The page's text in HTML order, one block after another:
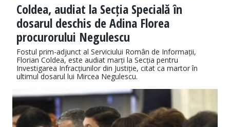
Coldea, audiat la Secția Specială în
dosarul deschis de Adina Florea
procurorului Negulescu
Fostul prim-adjunct al Serviciului Român de Informații,
Florian Coldea, este audiat marți la Secția pentru
Investigarea Infracțiunilor din Justiție, citat ca martor în
ultimul dosarul lui Mircea Negulescu.